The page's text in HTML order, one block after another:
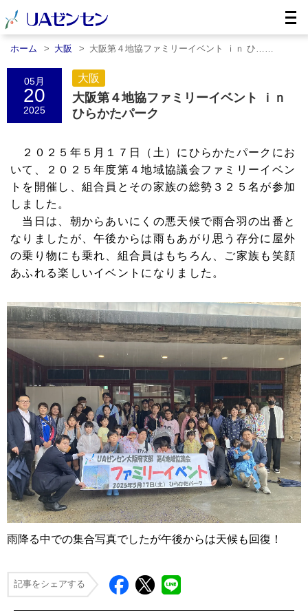
ホーム 大阪 大阪第４地協ファミリーイベント ｉｎ ひ……
05月
20
2025
大阪
大阪第４地協ファミリーイベント ｉｎ
ひらかたパーク
２０２５年５月１７日（土）にひらかたパークにお
いて、２０２５年度第４地域協議会ファミリーイベン
トを開催し、組合員とその家族の総勢３２５名が参加
しました。
当日は、朝からあいにくの悪天候で雨合羽の出番と
なりましたが、午後からは雨もあがり思う存分に屋外
の乗り物にも乗れ、組合員はもちろん、ご家族も笑顔
あふれる楽しいイベントになりました。
雨降る中での集合写真でしたが午後からは天候も回復！
記事をシェアする